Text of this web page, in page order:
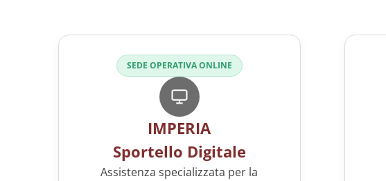
SEDE OPERATIVA ONLINE
IMPERIA
Sportello Digitale
Assistenza specializzata per la